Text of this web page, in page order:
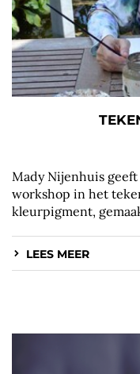
Mady Nijenhuis
workshop in het
kleurpigment,
LEES MEER